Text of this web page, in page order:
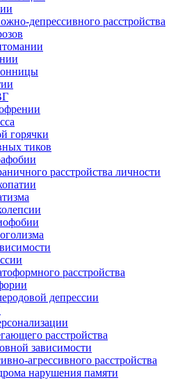
депрессивного расстройства
горячки
тиков
расстройства личности
расстройства
депрессии
расстройства
зависимости
агрессивного расстройства
нарушения памяти